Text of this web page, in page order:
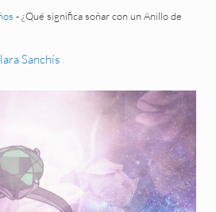
-¿Qué significa soñar con un Anillo de
Sanchís